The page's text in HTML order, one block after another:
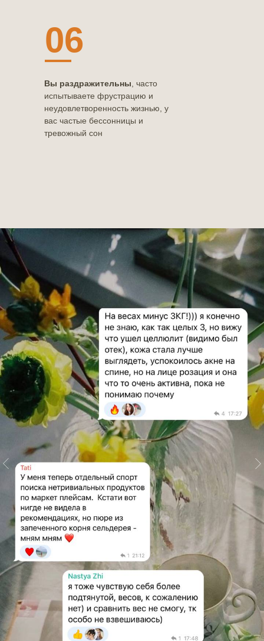
Вы раздражительны , часто
испытываете фрустрацию и
неудовлетворенность жизнью, у
вас частые бессонницы и
тревожный сон
06